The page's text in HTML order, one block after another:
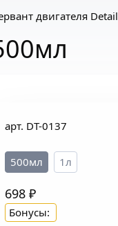
двигателя Detail
арт. DT-0137
500мл 1л
698 ₽
Бонусы: